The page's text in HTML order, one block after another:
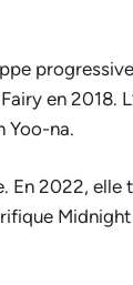
en 2018.
Yoo-na.
. En 2022, elle